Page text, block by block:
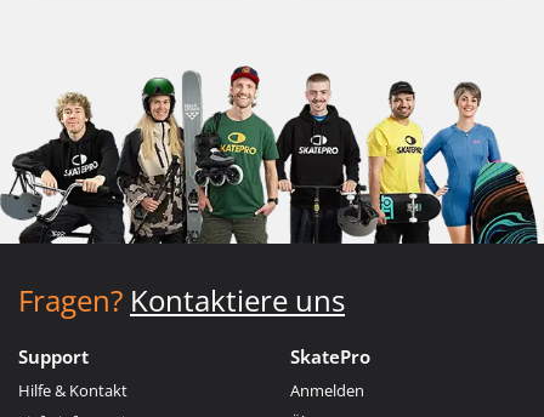
Fragen? Kontaktiere uns
Support
Hilfe & Kontakt
SkatePro
Anmelden